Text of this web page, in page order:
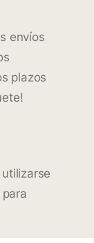
envíos
plazos